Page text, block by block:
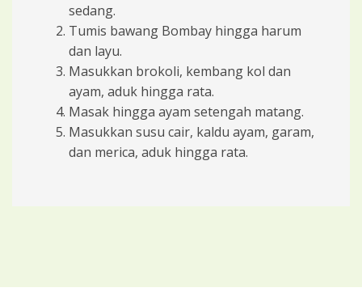
sedang.
Tumis bawang Bombay hingga harum
dan layu.
Masukkan brokoli, kembang kol dan
ayam, aduk hingga rata.
Masak hingga ayam setengah matang.
Masukkan susu cair, kaldu ayam, garam,
dan merica, aduk hingga rata.